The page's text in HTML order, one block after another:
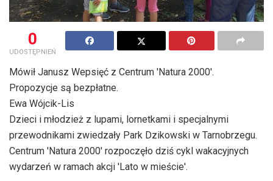
0
UDOSTĘPNIEŃ
Mówił Janusz Wepsięć z Centrum 'Natura 2000'.
Propozycje są bezpłatne.
Ewa Wójcik-Lis
Dzieci i młodzież z lupami, lornetkami i specjalnymi
przewodnikami zwiedzały Park Dzikowski w Tarnobrzegu.
Centrum 'Natura 2000' rozpoczęło dziś cykl wakacyjnych
wydarzeń w ramach akcji 'Lato w mieście'.